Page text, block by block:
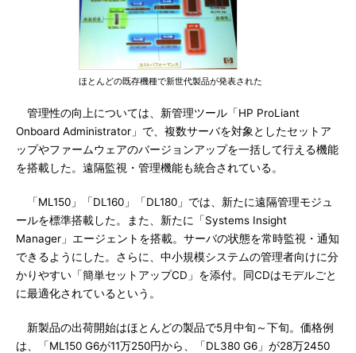
ほとんどの既存機種で新世代製品が発表された
管理性の向上については、新管理ツール「HP ProLiant
Onboard Administrator」で、複数サーバを対象としたセットア
ップやファームウェアのバージョンアップを一括して行える機能
を搭載した。遠隔監視・管理機能も統合されている。
「ML150」「DL160」「DL180」では、新たに遠隔管理モジュ
ールを標準搭載した。また、新たに「Systems Insight
Manager」エージェントを搭載。サーバの状態を常時監視・通知
できるようにした。さらに、中小規模システムの管理者向けに分
かりやすい「簡単セットアップCD」を添付。同CDはモデルごと
に最適化されているという。
新製品の出荷開始はほとんどの製品で5月中旬～下旬。価格例
は、「ML150 G6が11万250円から、「DL380 G6」が28万2450